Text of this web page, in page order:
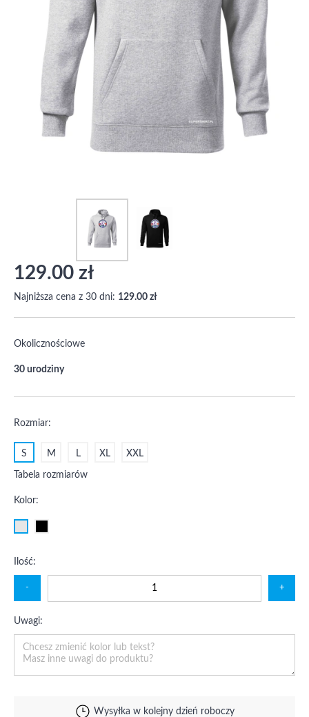
129.00 zł
Najniższa cena z 30 dni: 129.00 zł
Okolicznościowe
30 urodziny
Rozmiar:
S M L XL XXL
Tabela rozmiarów
Kolor:
Ilość:
- +
Uwagi:
Wysyłka w kolejny dzień roboczy